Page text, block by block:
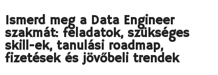
Ismerd meg a Data Engineer
szakmát: feladatok, szükséges
skill-ek, tanulási roadmap,
fizetések és jövőbeli trendek